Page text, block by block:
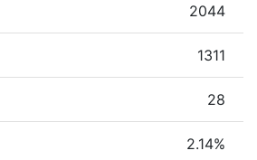
2044
1311
28
2.14%